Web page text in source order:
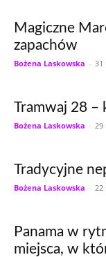
Magiczne
zapachów
Bożena Laskowska - 31
Tramwaj 28 –
Bożena Laskowska - 29
Tradycyjne
Bożena Laskowska - 22
Panama w
miejsca, w